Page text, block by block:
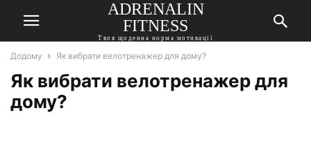
ADRENALIN
FITNESS
Твоя щоденна норма мотивації
Додому Як вибрати велотренажер для дому?
Як вибрати велотренажер для
дому?